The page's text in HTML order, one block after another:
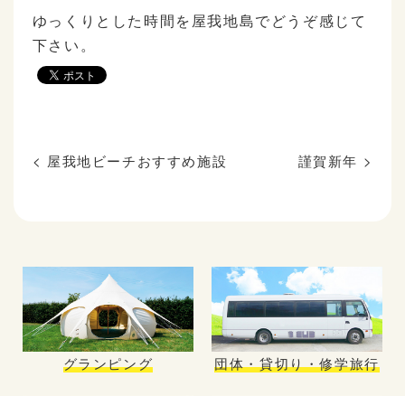
ゆっくりとした時間を屋我地島でどうぞ感じて
下さい。
< 屋我地ビーチおすすめ施設 謹賀新年 >
グランピング 団体・貸切り・修学旅行